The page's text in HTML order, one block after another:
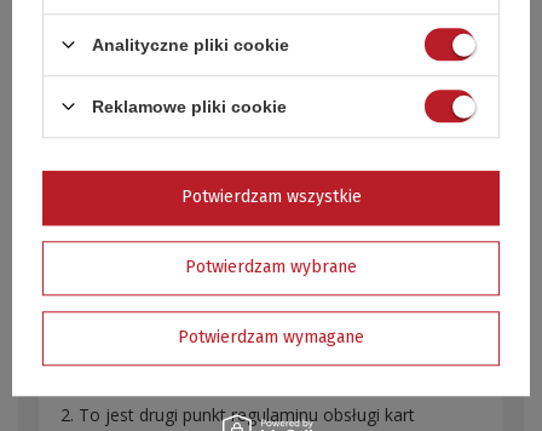
REGULAMIN ZAMAWIANIA I
KORZYSTANIA Z KART
PODARUNKOWYCH
To jest pierwszy punkt regulaminu obsługi kart
podarunkowych. Możesz uzupełnić go w panelu
administracyjnym wchodząc w dział MODERACJA >
Własne podstrony CMS > Pozostałe informacje.
To jest drugi punkt regulaminu obsługi kart
Analityczne pliki cookie
Reklamowe pliki cookie
Potwierdzam wybrane
Potwierdzam wymagane
Potwierdzam wszystkie